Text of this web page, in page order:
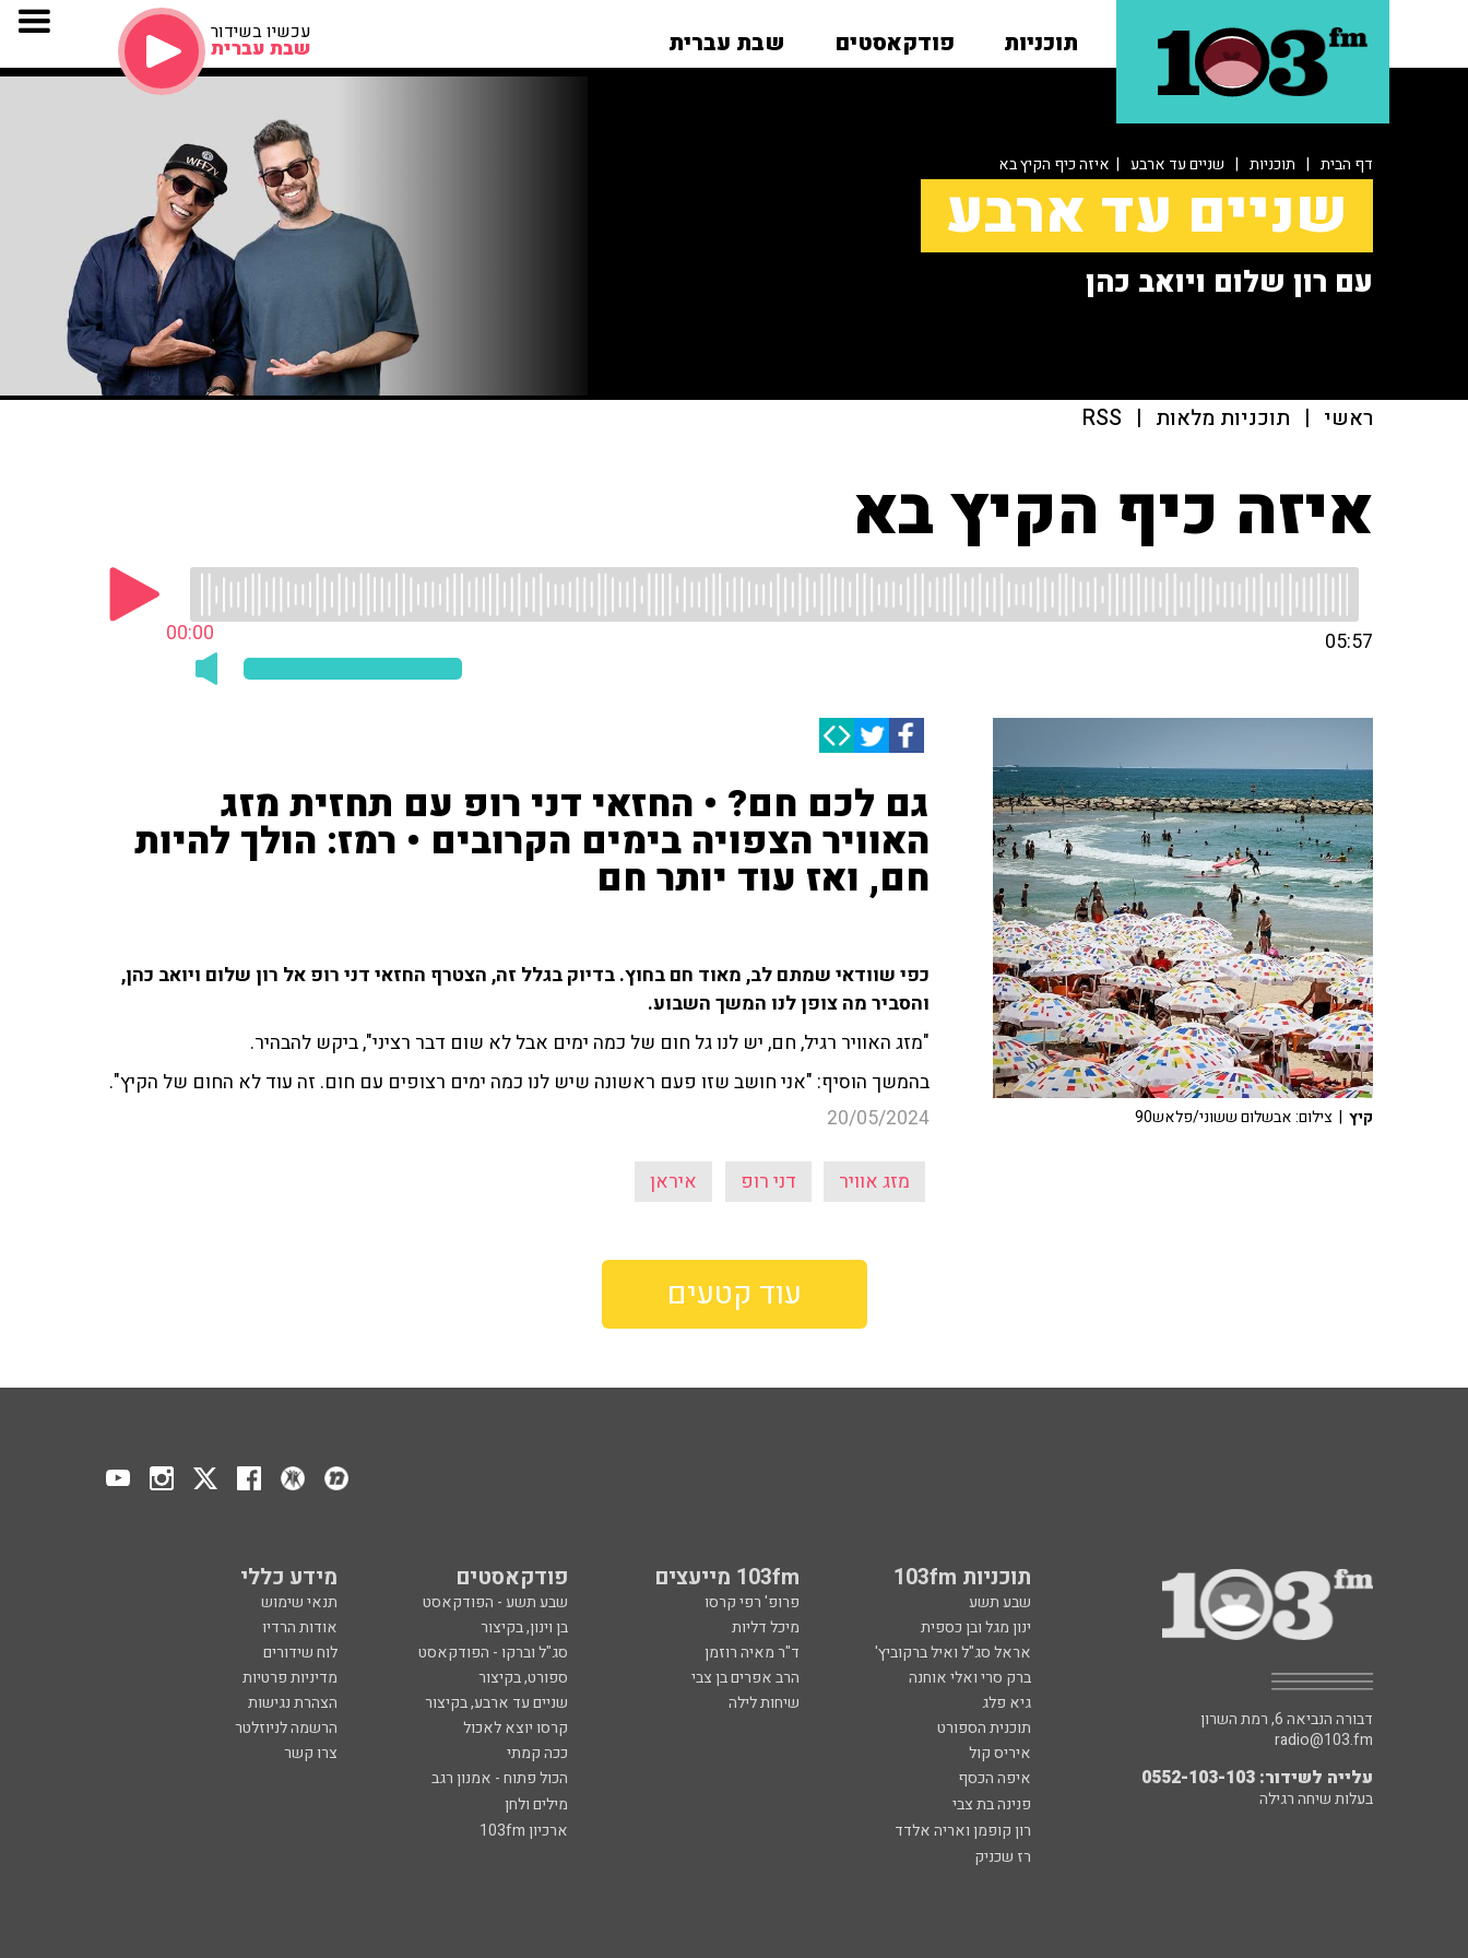
תוכניות פודקאסטים שבת עברית עכשיו בשידור
שבת עברית
דף הבית | תוכניות | שניים עד ארבע | איזה כיף הקיץ בא
שניים עד ארבע
עם רון שלום ויואב כהן
ראשי | תוכניות מלאות |
RSS
איזה כיף הקיץ בא
00:00 05:57
גם לכם חם? • החזאי דני רופ עם תחזית מזג
האוויר הצפויה בימים הקרובים • רמז: הולך להיות
חם, ואז עוד יותר חם
כפי שוודאי שמתם לב, מאוד חם בחוץ. בדיוק בגלל זה, הצטרף החזאי דני רופ אל רון שלום ויואב כהן,
והסביר מה צופן לנו המשך השבוע.
"מזג האוויר רגיל, חם, יש לנו גל חום של כמה ימים אבל לא שום דבר רציני", ביקש להבהיר.
בהמשך הוסיף: "אני חושב שזו פעם ראשונה שיש לנו כמה ימים רצופים עם חום. זה עוד לא החום של הקיץ".
20/05/2024
מזג אוויר דני רופ איראן
קיץ | צילום: אבשלום ששוני/פלאש90
עוד קטעים
תוכניות 103fm 103fm מייעצים פודקאסטים מידע כללי
שבע תשע פרופ' רפי קרסו שבע תשע - הפודקאסט
תנאי שימוש
ינון מגל ובן כספית
מיכל דליות בן וינון, בקיצור
אודות הרדיו
אראל סג"ל ואיל ברקוביץ'
ד"ר מאיה רוזמן סג"ל וברקו - הפודקאסט
לוח שידורים
ברק סרי ואלי אוחנה
הרב אפרים בן צבי ספורט, בקיצור
מדיניות פרטיות
גיא פלג
שיחות לילה שניים עד ארבע, בקיצור
הצהרת נגישות
תוכנית הספורט
קרסו יוצא לאכול
הרשמה לניוזלטר
איריס קול
ככה קמתי
צרו קשר
איפה הכסף
הכול פתוח - אמנון רגב
פנינה בת צבי
מילים ולחן
רון קופמן ואריה אלדד
ארכיון 103fm
רז שכניק
דבורה הנביאה 6, רמת השרון
radio@103.fm
עלייה לשידור: 0552-103-103
בעלות שיחה רגילה